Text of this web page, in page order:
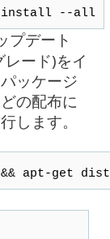
install --all
プデート
ード)をイ
ッケージ
の配布に
します。
apt-get